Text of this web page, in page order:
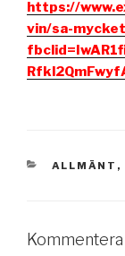
https://
vin/sa-
ALLMÄNT ,
Kommentera